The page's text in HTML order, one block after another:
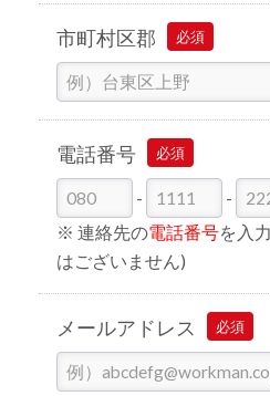
市町村区郡 必須
電話番号 必須
-
-
※ 連絡先の電話番号を入
はございません)
メールアドレス 必須